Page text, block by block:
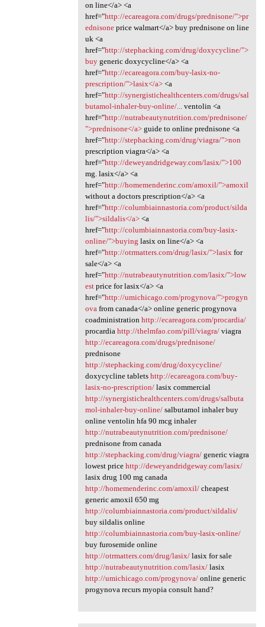
on line</a> <a
href="http://ecareagora.com/drugs/prednisone/">pr
ednisoneprice walmart</a> buy prednisone on line
uk <a
href="http://stephacking.com/drug/doxycycline/">
buygeneric doxycycline</a> <a
href="http://ecareagora.com/buy-lasix-no-
prescription/">lasix</a><a
href="http://synergistichealthcenters.com/drugs/sal
butamol-inhaler-buy-online/...ventolin <a
href="http://nutrabeautynutrition.com/prednisone/
">prednisone</a>guide to online prednisone <a
href="http://stephacking.com/drug/viagra/">non
prescription viagra</a> <a
href="http://deweyandridgeway.com/lasix/">100
mg. lasix</a> <a
href="http://homemenderinc.com/amoxil/">amoxil
without a doctors prescription</a> <a
href="http://columbiainnastoria.com/product/silda
lis/">sildalis</a><a
href="http://columbiainnastoria.com/buy-lasix-
online/">buying lasix on line</a> <a
href="http://otrmatters.com/drug/lasix/">lasixfor
sale</a> <a
href="http://nutrabeautynutrition.com/lasix/">low
estprice for lasix</a> <a
href="http://umichicago.com/progynova/">progyn
ovafrom canada</a> online generic progynova
coadministration http://ecareagora.com/procardia/
procardia http://thelmfao.com/pill/viagra/viagra
http://ecareagora.com/drugs/prednisone/
prednisone
http://stephacking.com/drug/doxycycline/
doxycycline tablets http://ecareagora.com/buy-
lasix-no-prescription/lasix commercial
http://synergistichealthcenters.com/drugs/salbuta
mol-inhaler-buy-online/salbutamol inhaler buy
online ventolin hfa 90 mcg inhaler
http://nutrabeautynutrition.com/prednisone/
prednisone from canada
http://stephacking.com/drug/viagra/generic viagra
lowest price http://deweyandridgeway.com/lasix/
lasix drug 100 mg canada
http://homemenderinc.com/amoxil/cheapest
generic amoxil 650 mg
http://columbiainnastoria.com/product/sildalis/
buy sildalis online
http://columbiainnastoria.com/buy-lasix-online/
buy furosemide online
http://otrmatters.com/drug/lasix/lasix for sale
http://nutrabeautynutrition.com/lasix/lasix
http://umichicago.com/progynova/online generic
progynova recurs myopia consult hand?